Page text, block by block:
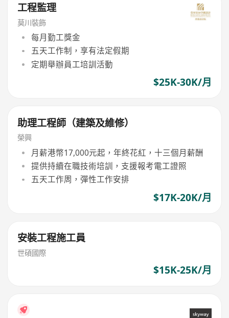
工程監理
莫川裝飾
每月勤工獎金
五天工作制，享有法定假期
定期舉辦員工培訓活動
$25K-30K/月
助理工程師（建築及維修）
榮興
月薪港幣17,000元起，年終花紅，十三個月薪酬
提供持續在職技術培訓，支援報考電工證照
五天工作周，彈性工作安排
$17K-20K/月
安裝工程施工員
世碩國際
$15K-25K/月